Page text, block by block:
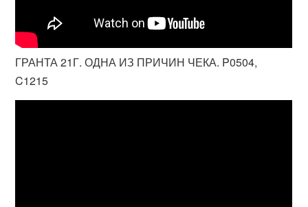
ГРАНТА 21Г. ОДНА ИЗ ПРИЧИН ЧЕКА. P0504,
C1215